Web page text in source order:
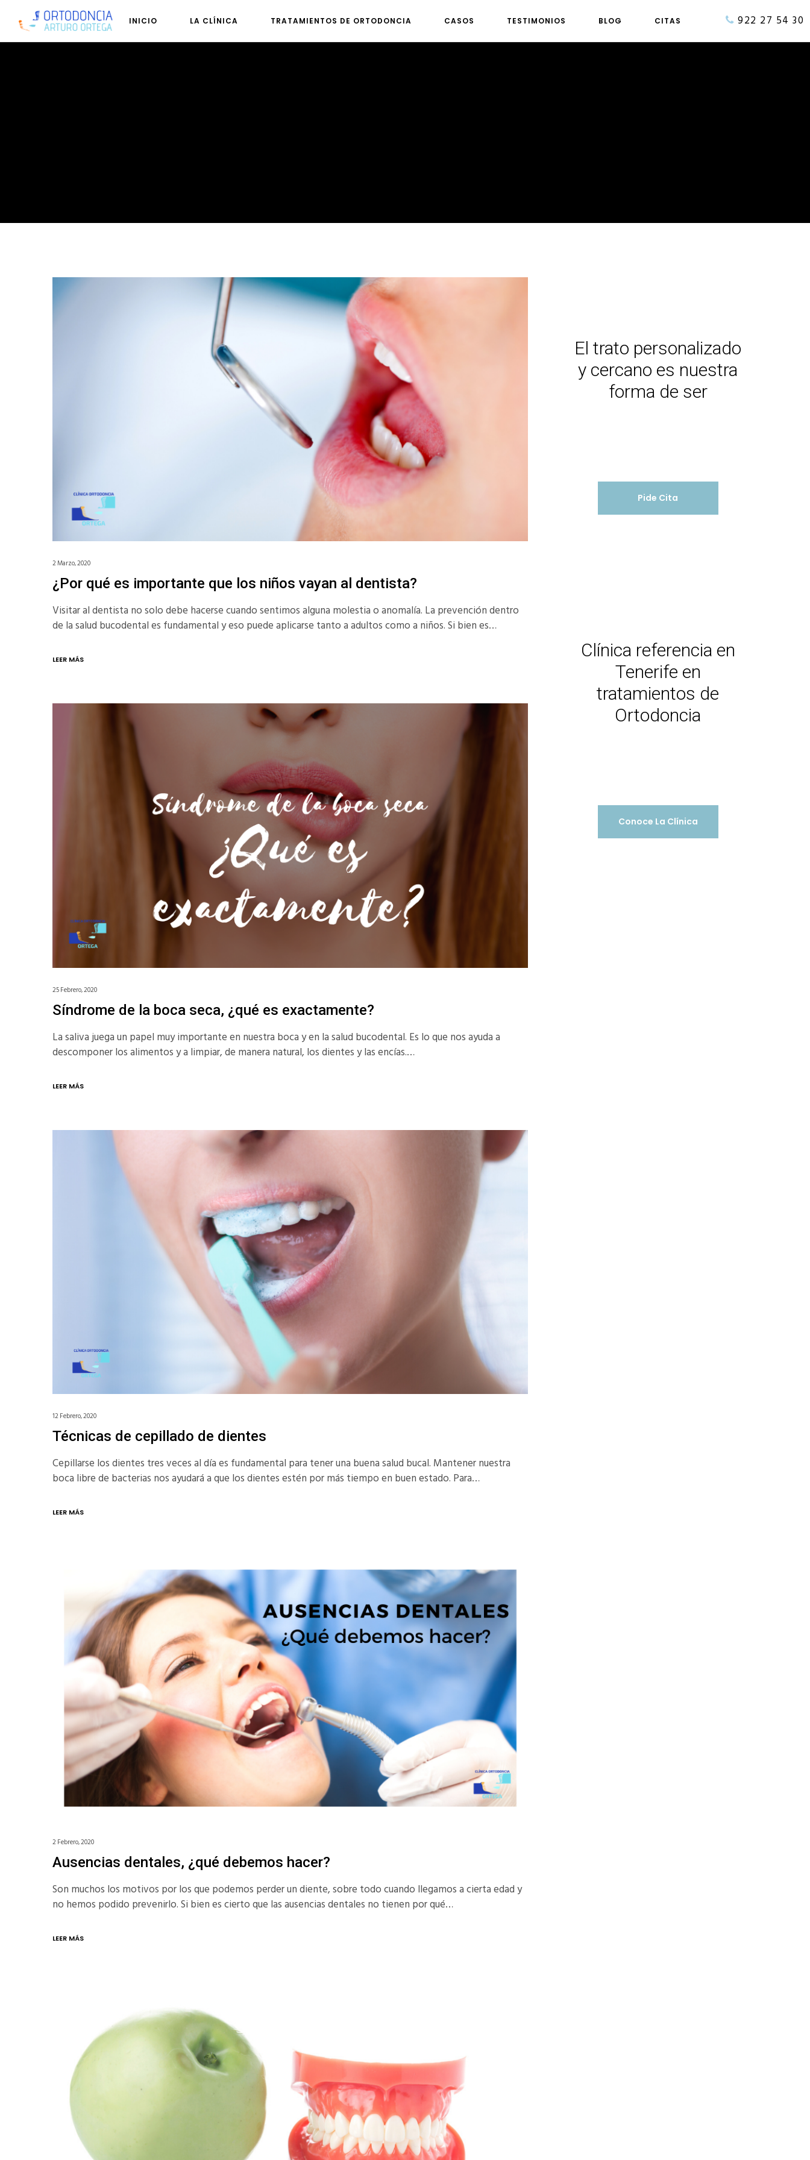
INICIO LA CLÍNICA TRATAMIENTOS DE ORTODONCIA CASOS TESTIMONIOS BLOG CITAS 922 27 54 30
2 Marzo, 2020
¿Por qué es importante que los niños vayan al dentista?
Visitar al dentista no solo debe hacerse cuando sentimos alguna molestia o anomalía. La prevención dentro
de la salud bucodental es fundamental y eso puede aplicarse tanto a adultos como a niños. Si bien es…
LEER MÁS
25 Febrero, 2020
Síndrome de la boca seca, ¿qué es exactamente?
La saliva juega un papel muy importante en nuestra boca y en la salud bucodental. Es lo que nos ayuda a
descomponer los alimentos y a limpiar, de manera natural, los dientes y las encías.…
LEER MÁS
12 Febrero, 2020
Técnicas de cepillado de dientes
Cepillarse los dientes tres veces al día es fundamental para tener una buena salud bucal. Mantener nuestra
boca libre de bacterias nos ayudará a que los dientes estén por más tiempo en buen estado. Para…
LEER MÁS
2 Febrero, 2020
Ausencias dentales, ¿qué debemos hacer?
Son muchos los motivos por los que podemos perder un diente, sobre todo cuando llegamos a cierta edad y
no hemos podido prevenirlo. Si bien es cierto que las ausencias dentales no tienen por qué…
LEER MÁS
El trato personalizado
y cercano es nuestra
forma de ser
Pide Cita
Clínica referencia en
Tenerife en
tratamientos de
Ortodoncia
Conoce La Clínica